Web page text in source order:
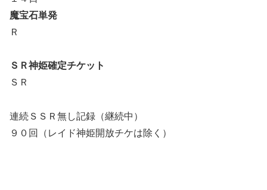
魔宝石単発
Ｒ
ＳＲ神姫確定チケット
ＳＲ
連続ＳＳＲ無し記録（継続中）
９０回（レイド神姫開放チケは除く）